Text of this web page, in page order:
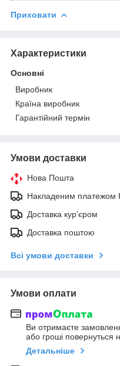
Приховати
Характеристики
Основні
Виробник
Країна виробник
Гарантійний термін
Умови доставки
Нова Пошта
Накладеним
Доставка кур'єром
Доставка поштою
Всі умови доставки
Умови оплати
Ви отримаєте
або гроші повернуться
Детальніше